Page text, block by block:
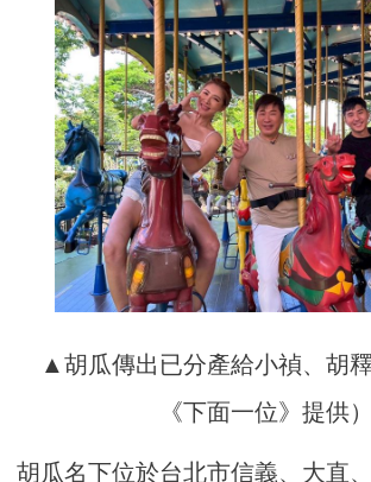
▲胡瓜傳出已分產給小禎、胡
《下面一位》提供）
胡瓜名下位於台北市信義、大直